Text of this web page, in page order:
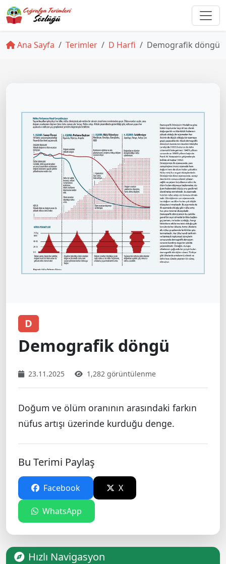
Ana Sayfa Terimler D Harfi Demografik döngü
D
Demografik döngü
23.11.2025 1,282 görüntülenme
Doğum ve ölüm oranının arasındaki farkın
nüfus artışı üzerinde kurduğu denge.
Bu Terimi Paylaş
Facebook X
WhatsApp
Hızlı Navigasyon